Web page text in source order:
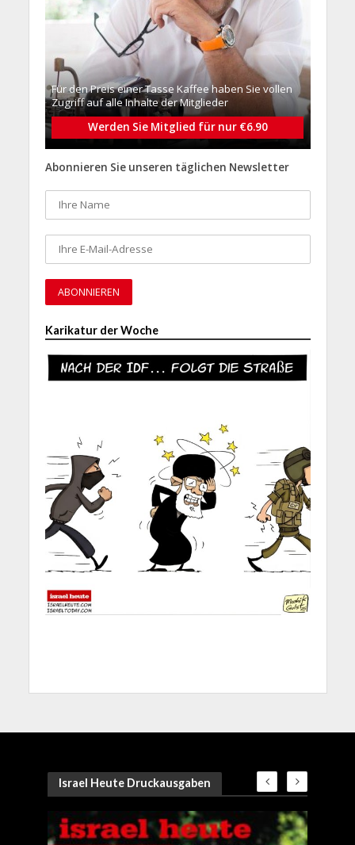
Für den Preis einer Tasse Kaffee haben Sie vollen
Zugriff auf alle Inhalte der Mitglieder
Werden Sie Mitglied für nur €6.90
Abonnieren Sie unseren täglichen Newsletter
Karikatur der Woche
Israel Heute Druckausgaben